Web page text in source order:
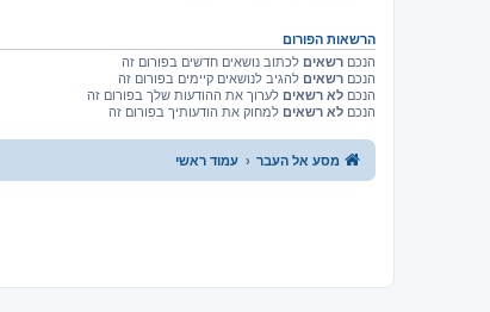
הרשאות הפורום
הנכם רשאים לכתוב נושאים חדשים בפורום זה
הנכם רשאים להגיב לנושאים קיימים בפורום זה
הנכם לא רשאים לערוך את ההודעות שלך בפורום זה
הנכם לא רשאים למחוק את הודעותיך בפורום זה
מסע אל העבר עמוד ראשי